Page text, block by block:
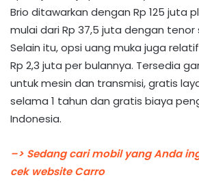
Brio ditawarkan dengan Rp 125 juta
mulai dari Rp 37,5 juta dengan tenor
Selain itu, opsi uang muka juga
Rp 2,3 juta per bulannya. Tersedia
untuk mesin dan transmisi, gratis
selama 1 tahun dan gratis biaya
Indonesia.
–> Sedang cari mobil yang Anda
cek website Carro